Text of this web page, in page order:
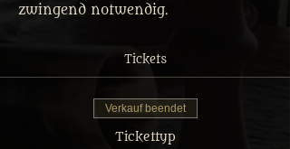
zwingend notwendig.
Tickets
Verkauf beendet
Tickettyp